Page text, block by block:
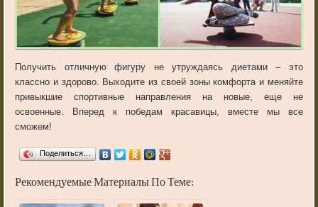
Получить отличную фигуру не утруждаясь диетами – это
классно и здорово. Выходите из своей зоны комфорта и меняйте
привыкшие спортивные направления на новые, еще не
освоенные. Вперед к победам красавицы, вместе мы все
сможем!
Поделиться…
Рекомендуемые Материалы По Теме: